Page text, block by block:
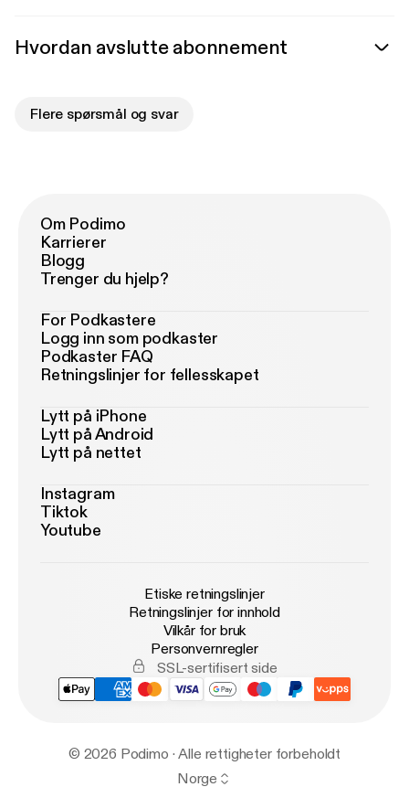
Hvordan avslutte abonnement
Flere spørsmål og svar
Om Podimo
Karrierer
Blogg
Trenger du hjelp?
For Podkastere
Logg inn som podkaster
Podkaster FAQ
Retningslinjer for fellesskapet
Lytt på iPhone
Lytt på Android
Lytt på nettet
Instagram
Tiktok
Youtube
Etiske retningslinjer
Retningslinjer for innhold
Vilkår for bruk
Personvernregler
SSL-sertifisert side
© 2026 Podimo · Alle rettigheter forbeholdt
Norge